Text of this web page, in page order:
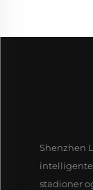
Shenzhen
intelligente
stadioner